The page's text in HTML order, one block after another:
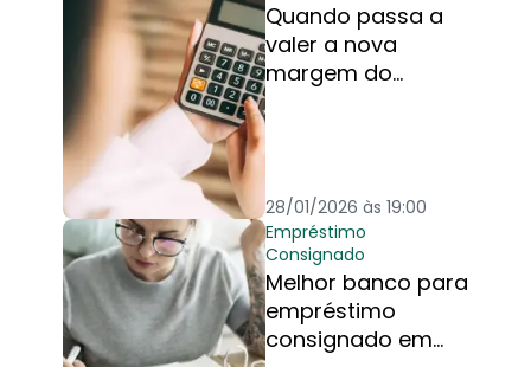
Quando passa a
valer a nova
margem do
28/01/2026 às 19:00
Empréstimo
Consignado
Melhor banco para
empréstimo
consignado em